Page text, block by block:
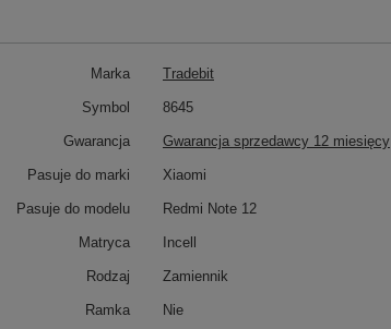
Marka Tradebit
Symbol 8645
Gwarancja Gwarancja sprzedawcy 12 miesięcy
Pasuje do marki Xiaomi
Pasuje do modelu Redmi Note 12
Matryca Incell
Rodzaj Zamiennik
Ramka Nie